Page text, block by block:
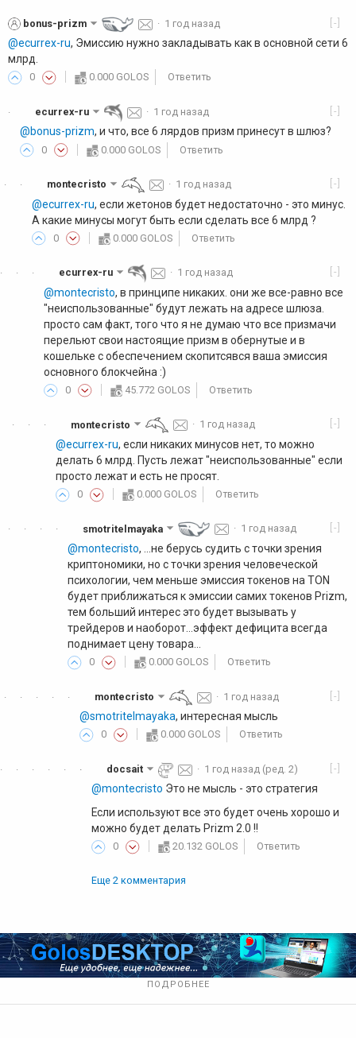
[-]
bonus-prizm · 1 год назад
@ecurrex-ru, Эмиссию нужно закладывать как в основной сети 6
млрд.
0 0.000 GOLOS Ответить
· [-]
ecurrex-ru · 1 год назад
@bonus-prizm, и что, все 6 лярдов призм принесут в шлюз?
0 0.000 GOLOS Ответить
·
· [-]
montecristo · 1 год назад
@ecurrex-ru, если жетонов будет недостаточно - это минус.
А какие минусы могут быть если сделать все 6 млрд ?
0 0.000 GOLOS Ответить
·
·
· [-]
ecurrex-ru · 1 год назад
@montecristo, в принципе никаких. они же все-равно все
"неиспользованные" будут лежать на адресе шлюза.
просто сам факт, того что я не думаю что все призмачи
перельют свои настоящие призм в обернутые и в
кошельке с обеспечением скопитсявся ваша эмиссия
основного блокчейна :)
0 45.772 GOLOS Ответить
·
·
· [-]
montecristo · 1 год назад
@ecurrex-ru, если никаких минусов нет, то можно
делать 6 млрд. Пусть лежат "неиспользованные" если
просто лежат и есть не просят.
0 0.000 GOLOS Ответить
·
·
·
· [-]
smotritelmayaka · 1 год назад
@montecristo, ...не берусь судить с точки зрения
криптономики, но с точки зрения человеческой
психологии, чем меньше эмиссия токенов на ТON
будет приближаться к эмиссии самих токенов Prizm,
тем больший интерес это будет вызывать у
трейдеров и наоборот...эффект дефицита всегда
поднимает цену товара...
0 0.000 GOLOS Ответить
·
·
·
·
· [-]
montecristo · 1 год назад
@smotritelmayaka, интересная мысль
0 0.000 GOLOS Ответить
·
·
·
·
·
· · [-]
docsait · 1 год назад (ред. 2)
@montecristo Это не мысль - это стратегия
Если используют все это будет очень хорошо и
можно будет делать Prizm 2.0 !!
0 20.132 GOLOS Ответить
Еще 2 комментария
ПОДРОБНЕЕ